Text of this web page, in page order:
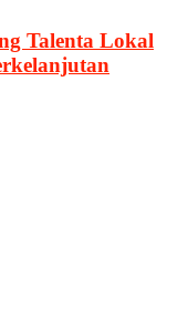
Talenta Lokal